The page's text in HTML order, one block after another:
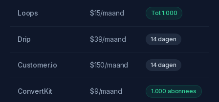
Loops $15/maand Tot 1.000
Drip $39/maand 14 dagen
Customer.io $150/maand 14 dagen
ConvertKit $9/maand 1.000 abonnees